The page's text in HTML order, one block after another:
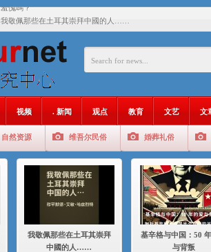
羞愧嗎？
我敬佩那些在土耳其崇拜中國的人……
基辛格与中国：50 年的爱与背叛
年的百年關係
大一统情结使魏京生失去理智 / 伊利夏提
伊利夏提：在自责与内疚中的挣扎
伊利夏提：消失在集中营的红衣女孩
伊利夏提：维吾尔种族灭绝
视频 . 新闻 观点 教育 文艺 文
自然资源 维吾尔民俗 婚葬礼俗
我敬佩那些在土耳其崇拜
中國的人……
基辛格与中国：50
与背叛